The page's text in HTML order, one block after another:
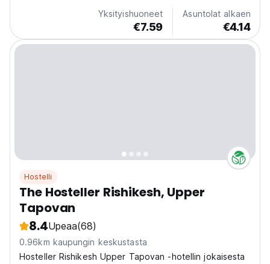
close to the Ganges, the hostel offers a perfect
Yksityishuoneet
€7.59
Asuntolat alkaen
€4.14
Hostelli
The Hosteller Rishikesh, Upper
Tapovan
8.4Upeaa(68)
0.96km kaupungin keskustasta
Hosteller Rishikesh Upper Tapovan -hotellin jokaisesta